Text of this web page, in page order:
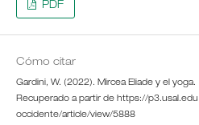
PDF
Cómo citar
Gardini, W. (2022). Mircea Eliade y el yoga.
Recuperado a partir de https://
occidente/article/view/5888